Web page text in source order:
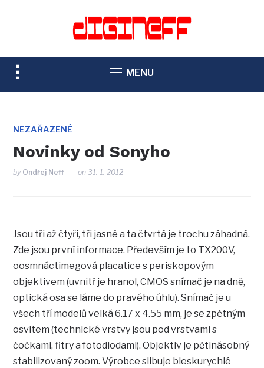
TOGGLE
SIDEBAR
NAVIGATION
MENU
NEZAŘAZENÉ
Novinky od Sonyho
by Ondřej Neff on31. 1. 2012
Jsou tři až čtyři, tři jasné a ta čtvrtá je trochu záhadná.
Zde jsou první informace. Především je to TX200V,
oosmnáctimegová placatice s periskopovým
objektivem (uvnitř je hranol, CMOS snímač je na dně,
optická osa se láme do pravého úhlu). Snímač je u
všech tří modelů velká 6.17 x 4.55 mm, je se zpětným
osvitem (technické vrstvy jsou pod vrstvami s
čočkami, fitry a fotodiodami). Objektiv je pětinásobný
stabilizovaný zoom. Výrobce slibuje bleskurychlé